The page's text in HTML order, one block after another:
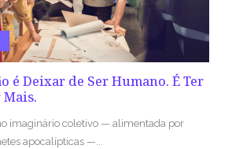
é Deixar de Ser Humano. É Ter
Mais.
imaginário coletivo — alimentada por
apocalípticas —...